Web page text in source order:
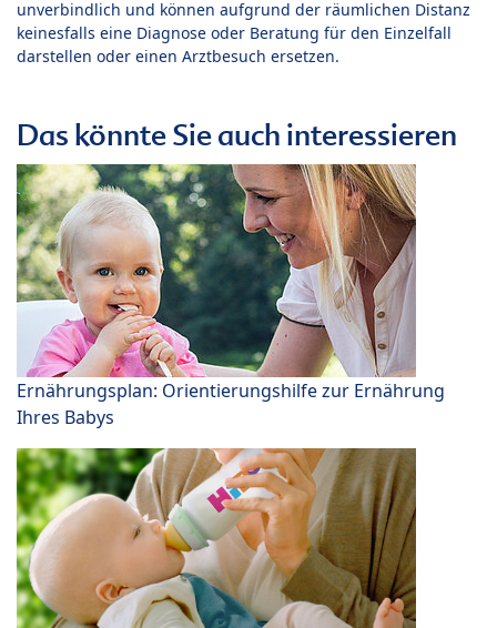
unverbindlich und können aufgrund der räumlichen Distanz
keinesfalls eine Diagnose oder Beratung für den Einzelfall
darstellen oder einen Arztbesuch ersetzen.
Das könnte Sie auch interessieren
Ernährungsplan: Orientierungshilfe zur Ernährung
Ihres Babys